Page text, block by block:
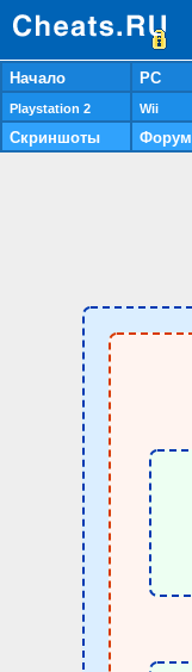
Начало PC
Playstation 2 Wii
Скриншоты Форум